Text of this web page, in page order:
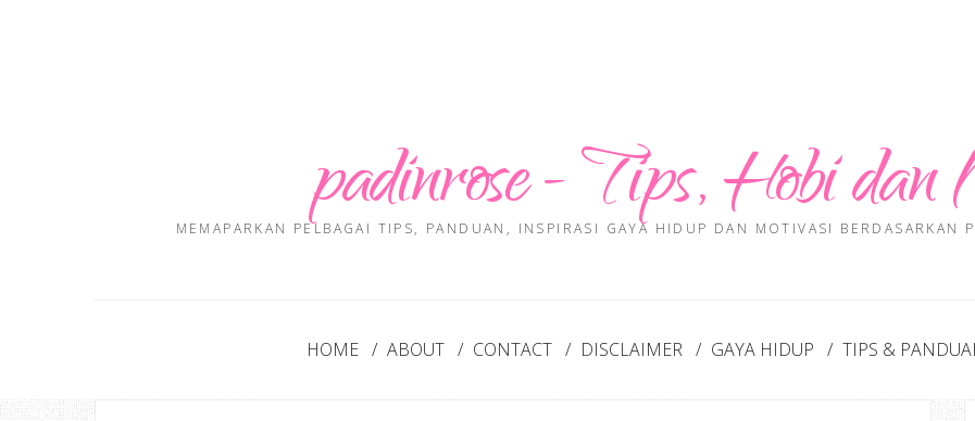
padinrose - Tips, Hobi dan
MEMAPARKAN PELBAGAI TIPS, PANDUAN, INSPIRASI GAYA HIDUP DAN MOTIVASI BERDASARKAN
HOME ABOUT CONTACT DISCLAIMER GAYA HIDUP TIPS &